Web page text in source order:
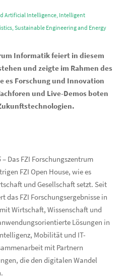
Artificial Intelligence, Intelligent
Sustainable Engineering and Energy
Informatik feiert in diesem
und zeigte im Rahmen des
es Forschung und Innovation
und Live-Demos boten
– Das FZI Forschungszentrum
FZI Open House, wie es
und Gesellschaft setzt. Seit
das FZI Forschungsergebnisse in
Wirtschaft, Wissenschaft und
Lösungen in
Mobilität und IT-
mit Partnern
die den digitalen Wandel